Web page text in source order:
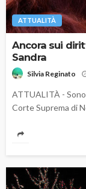
ATTUALITÀ
Ancora sui
Sandra
Silvia Reginato
ATTUALITÀ -
Corte Suprema di